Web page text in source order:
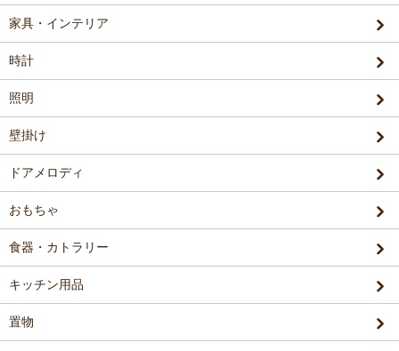
家具・インテリア
時計
照明
壁掛け
ドアメロディ
おもちゃ
食器・カトラリー
キッチン用品
置物